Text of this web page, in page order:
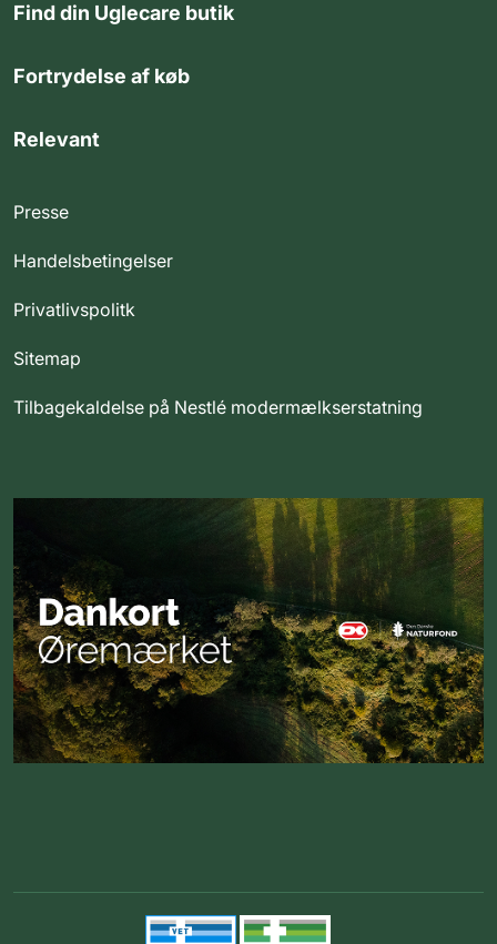
Find din Uglecare butik
Fortrydelse af køb
Relevant
Presse
Handelsbetingelser
Privatlivspolitk
Sitemap
Tilbagekaldelse på Nestlé modermælkserstatning